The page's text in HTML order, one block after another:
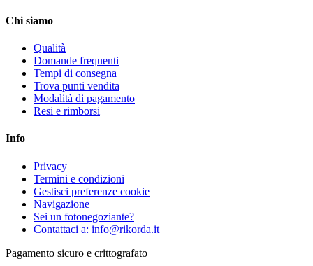
Chi siamo
Qualità
Domande frequenti
Tempi di consegna
Trova punti vendita
Modalità di pagamento
Resi e rimborsi
Info
Privacy
Termini e condizioni
Gestisci preferenze cookie
Navigazione
Sei un fotonegoziante?
Contattaci a: info@rikorda.it
Pagamento sicuro e crittografato